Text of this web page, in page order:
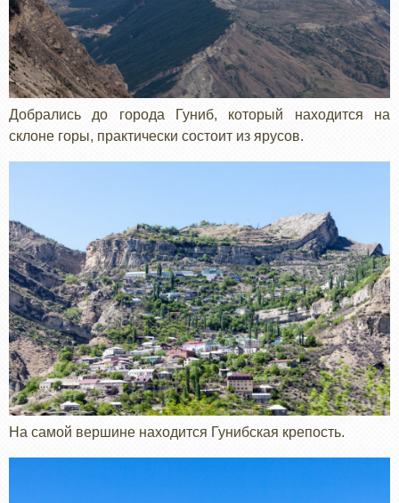
Добрались до города Гуниб, который находится на
склоне горы, практически состоит из ярусов.
На самой вершине находится Гунибская крепость.